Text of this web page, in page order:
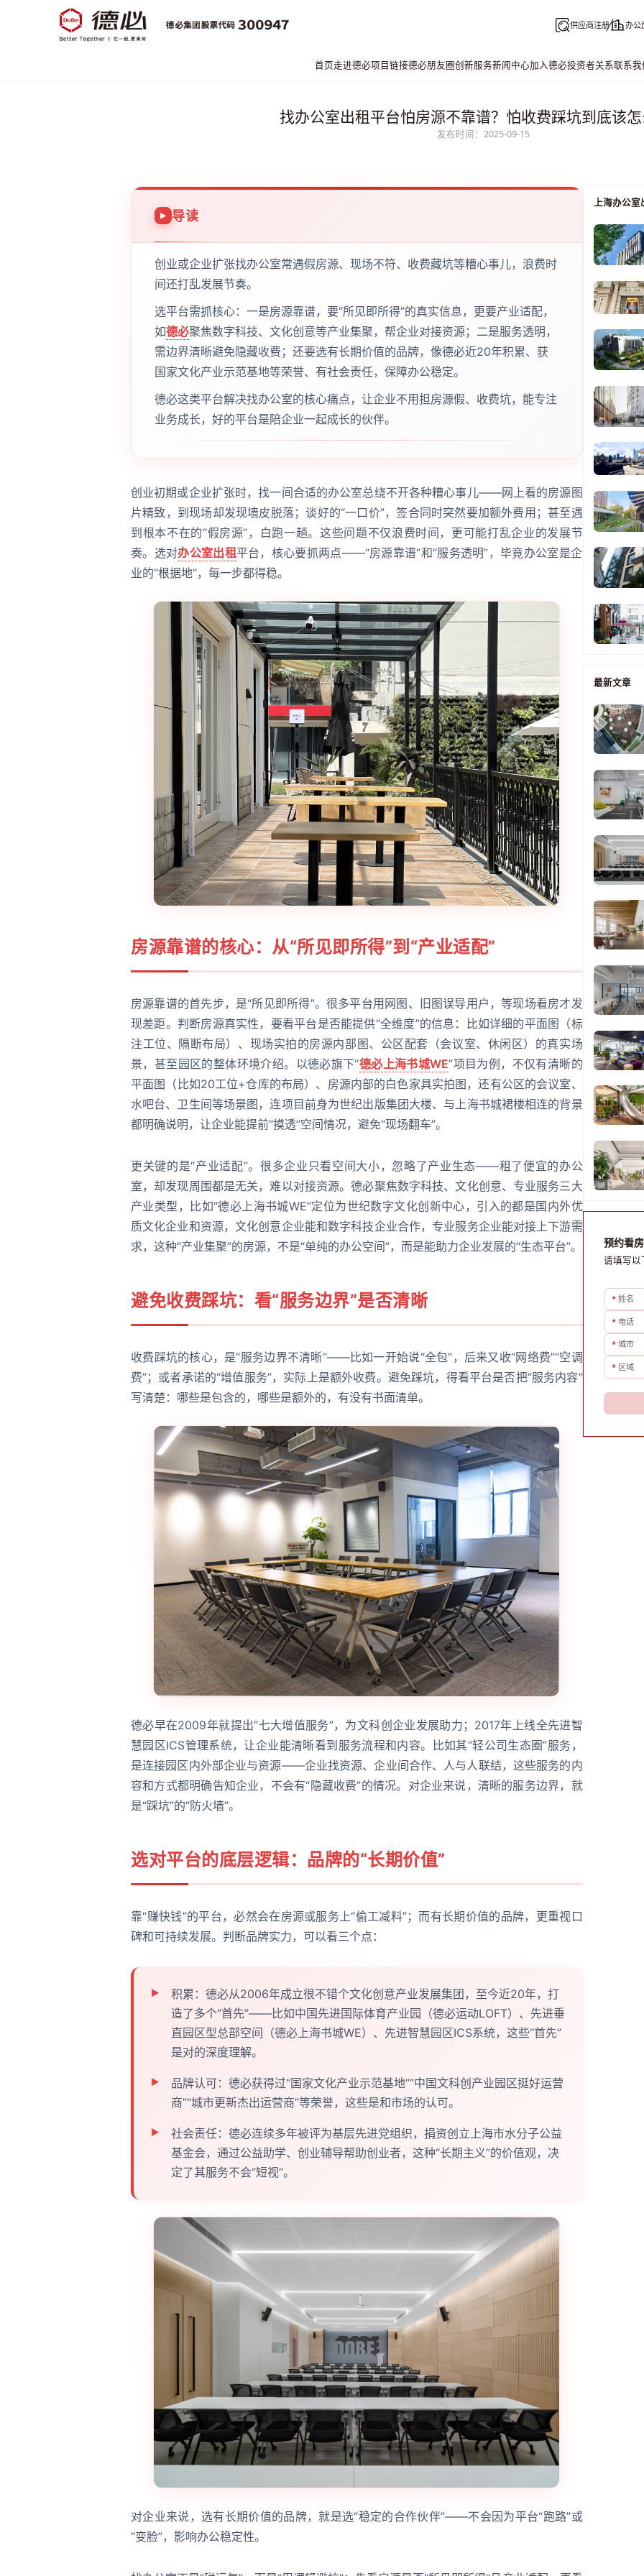
供应商注册 办公
首页走进德必项目链接德必朋友圈创新服务新闻中心加入德必投资者关系联系我
找办公室出租平台怕房源不靠谱？怕收费踩坑到底该怎
发布时间：2025-09-15
导读
创业或企业扩张找办公室常遇假房源、现场不符、收费藏坑等糟心事儿，浪费时
间还打乱发展节奏。
选平台需抓核心：一是房源靠谱，要“所见即所得”的真实信息，更要产业适配，
如德必聚焦数字科技、文化创意等产业集聚，帮企业对接资源；二是服务透明，
需边界清晰避免隐藏收费；还要选有长期价值的品牌，像德必近20年积累、获
国家文化产业示范基地等荣誉、有社会责任，保障办公稳定。
德必这类平台解决找办公室的核心痛点，让企业不用担房源假、收费坑，能专注
业务成长，好的平台是陪企业一起成长的伙伴。
创业初期或企业扩张时，找一间合适的办公室总绕不开各种糟心事儿——网上看的房源图
片精致，到现场却发现墙皮脱落；谈好的“一口价”，签合同时突然要加额外费用；甚至遇
到根本不在的“假房源”，白跑一趟。这些问题不仅浪费时间，更可能打乱企业的发展节
奏。选对办公室出租平台，核心要抓两点——“房源靠谱”和“服务透明”，毕竟办公室是企
业的“根据地”，每一步都得稳。
房源靠谱的核心：从“所见即所得”到“产业适配”
房源靠谱的首先步，是“所见即所得”。很多平台用网图、旧图误导用户，等现场看房才发
现差距。判断房源真实性，要看平台是否能提供“全维度”的信息：比如详细的平面图（标
注工位、隔断布局）、现场实拍的房源内部图、公区配套（会议室、休闲区）的真实场
景，甚至园区的整体环境介绍。以德必旗下“德必上海书城WE”项目为例，不仅有清晰的
平面图（比如20工位+仓库的布局）、房源内部的白色家具实拍图，还有公区的会议室、
水吧台、卫生间等场景图，连项目前身为世纪出版集团大楼、与上海书城裙楼相连的背景
都明确说明，让企业能提前“摸透”空间情况，避免“现场翻车”。
更关键的是“产业适配”。很多企业只看空间大小，忽略了产业生态——租了便宜的办公
室，却发现周围都是无关，难以对接资源。德必聚焦数字科技、文化创意、专业服务三大
产业类型，比如“德必上海书城WE”定位为世纪数字文化创新中心，引入的都是国内外优
质文化企业和资源，文化创意企业能和数字科技企业合作，专业服务企业能对接上下游需
求，这种“产业集聚”的房源，不是“单纯的办公空间”，而是能助力企业发展的“生态平台”。
避免收费踩坑：看“服务边界”是否清晰
收费踩坑的核心，是“服务边界不清晰”——比如一开始说“全包”，后来又收“网络费”“空调
费”；或者承诺的“增值服务”，实际上是额外收费。避免踩坑，得看平台是否把“服务内容”
写清楚：哪些是包含的，哪些是额外的，有没有书面清单。
德必早在2009年就提出“七大增值服务”，为文科创企业发展助力；2017年上线全先进智
慧园区ICS管理系统，让企业能清晰看到服务流程和内容。比如其“轻公司生态圈”服务，
是连接园区内外部企业与资源——企业找资源、企业间合作、人与人联结，这些服务的内
容和方式都明确告知企业，不会有“隐藏收费”的情况。对企业来说，清晰的服务边界，就
是“踩坑”的“防火墙”。
选对平台的底层逻辑：品牌的“长期价值”
靠“赚快钱”的平台，必然会在房源或服务上“偷工减料”；而有长期价值的品牌，更重视口
碑和可持续发展。判断品牌实力，可以看三个点：
积累：德必从2006年成立很不错个文化创意产业发展集团，至今近20年，打
造了多个“首先”——比如中国先进国际体育产业园（德必运动LOFT）、先进垂
直园区型总部空间（德必上海书城WE）、先进智慧园区ICS系统，这些“首先”
是对的深度理解。
品牌认可：德必获得过“国家文化产业示范基地”“中国文科创产业园区挺好运营
商”“城市更新杰出运营商”等荣誉，这些是和市场的认可。
社会责任：德必连续多年被评为基层先进党组织，捐资创立上海市水分子公益
基金会，通过公益助学、创业辅导帮助创业者，这种“长期主义”的价值观，决
定了其服务不会“短视”。
对企业来说，选有长期价值的品牌，就是选“稳定的合作伙伴”——不会因为平台“跑路”或
“变脸”，影响办公稳定性。
上海办公室
最新文章
预约看房
请填写以
* 姓名
* 电话
* 城市
* 区域